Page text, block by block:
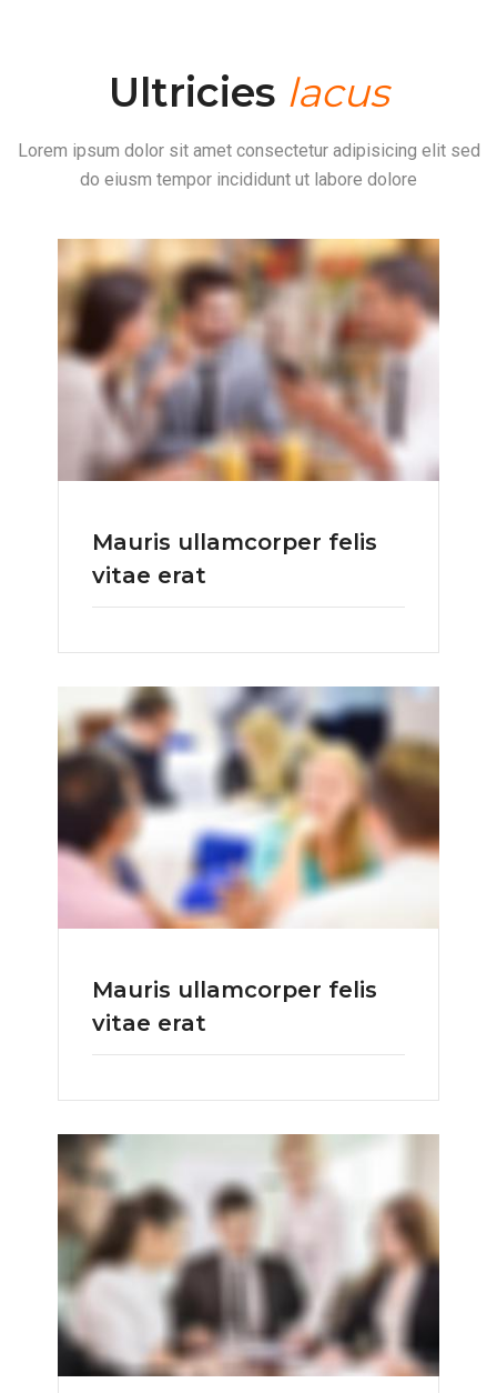
Ultricies lacus
Lorem ipsum dolor sit amet consectetur adipisicing elit sed
do eiusm tempor incididunt ut labore dolore
Mauris ullamcorper felis
vitae erat
Mauris ullamcorper felis
vitae erat